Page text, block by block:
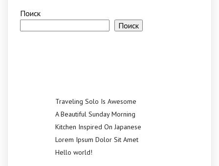
Поиск
Поиск
Traveling Solo Is Awesome
A Beautiful Sunday Morning
Kitchen Inspired On Japanese
Lorem Ipsum Dolor Sit Amet
Hello world!